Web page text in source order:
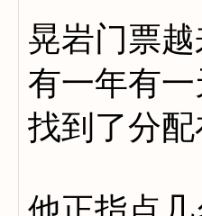
晃岩门票
有一年有
找到了分